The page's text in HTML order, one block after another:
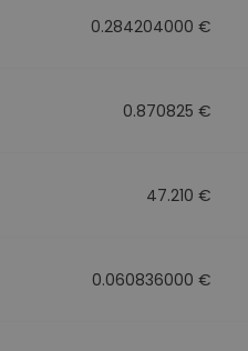
0.284204000 €
0.870825 €
47.210 €
0.060836000 €